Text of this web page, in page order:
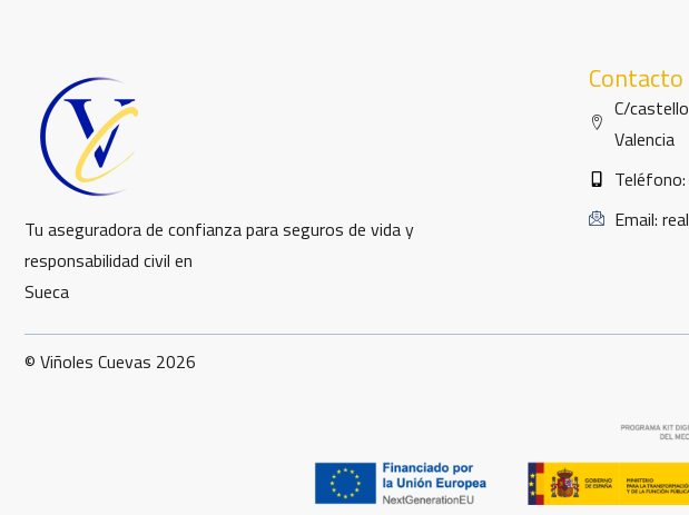
Tu aseguradora de confianza para seguros de vida y
responsabilidad civil en
Sueca
Contacto
C/
Valencia
Email:
© Viñoles Cuevas 2026